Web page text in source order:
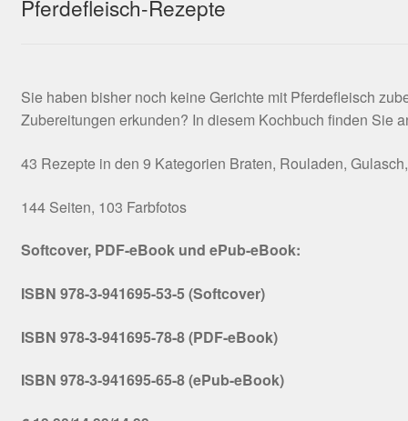
Pferdefleisch-Rezepte
Sie haben bisher noch keine Gerichte mit Pferdefleisch
Zubereitungen erkunden? In diesem Kochbuch finden Sie
43 Rezepte in den 9 Kategorien Braten, Rouladen,
144 Seiten, 103 Farbfotos
Softcover, PDF-eBook und ePub-eBook:
ISBN 978-3-941695-53-5 (Softcover)
ISBN 978-3-941695-78-8 (PDF-eBook)
ISBN 978-3-941695-65-8 (ePub-eBook)